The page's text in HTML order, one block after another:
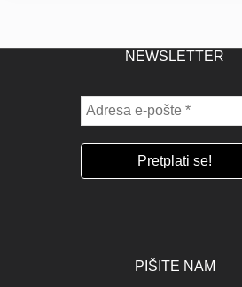
NEWSLETTER
PIŠITE NAM